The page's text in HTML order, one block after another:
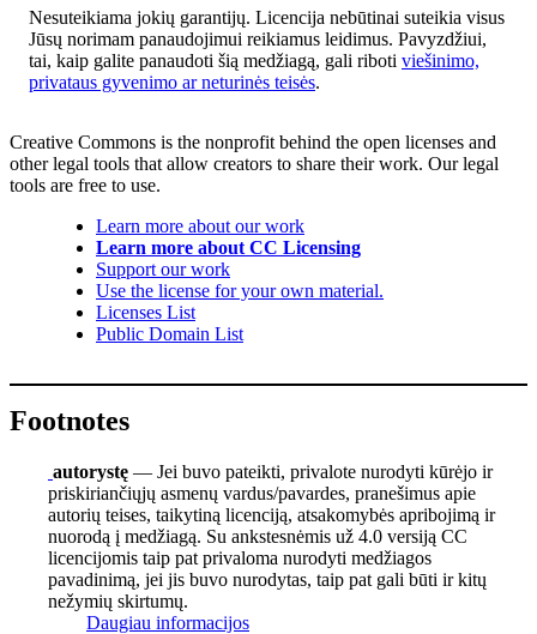
Nesuteikiama jokių garantijų. Licencija nebūtinai suteikia visus
Jūsų norimam panaudojimui reikiamus leidimus. Pavyzdžiui,
tai, kaip galite panaudoti šią medžiagą, gali riboti viešinimo,
privataus gyvenimo ar neturinės teisės.
Creative Commons is the nonprofit behind the open licenses and
other legal tools that allow creators to share their work. Our legal
tools are free to use.
Learn more about our work
Learn more about CC Licensing
Support our work
Use the license for your own material.
Licenses List
Public Domain List
Footnotes
autorystę — Jei buvo pateikti, privalote nurodyti kūrėjo ir
priskiriančiųjų asmenų vardus/pavardes, pranešimus apie
autorių teises, taikytiną licenciją, atsakomybės apribojimą ir
nuorodą į medžiagą. Su ankstesnėmis už 4.0 versiją CC
licencijomis taip pat privaloma nurodyti medžiagos
pavadinimą, jei jis buvo nurodytas, taip pat gali būti ir kitų
nežymių skirtumų.
Daugiau informacijos